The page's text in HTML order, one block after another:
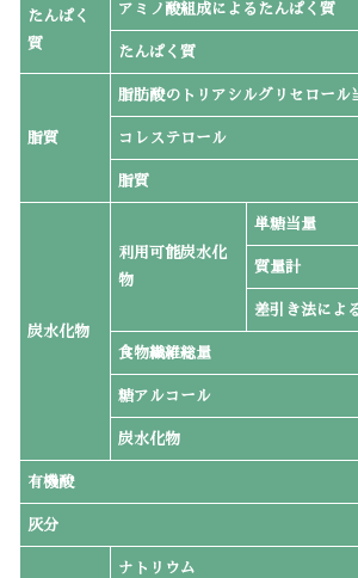
たんぱく
質
アミノ酸組成によるたんぱく質
たんぱく質
脂質
脂肪酸のトリアシルグリセロール
コレステロール
脂質
炭水化物
利用可能炭水化
物
単糖当量
質量計
差引き法によ
食物繊維総量
糖アルコール
炭水化物
有機酸
灰分
ナトリウム